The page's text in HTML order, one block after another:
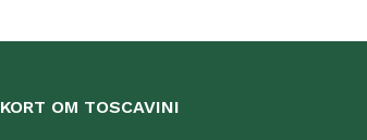
KORT OM TOSCAVINI